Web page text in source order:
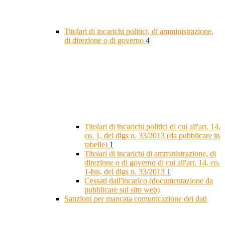
Titolari di incarichi politici, di amministrazione,
di direzione o di governo 4
Titolari di incarichi politici di cui all'art. 14,
co. 1, del dlgs n. 33/2013 (da pubblicare in
tabelle) 1
Titolari di incarichi di amministrazione, di
direzione o di governo di cui all'art. 14, co.
1-bis, del dlgs n. 33/2013 1
Cessati dall'incarico (documentazione da
pubblicare sul sito web)
Sanzioni per mancata comunicazione dei dati